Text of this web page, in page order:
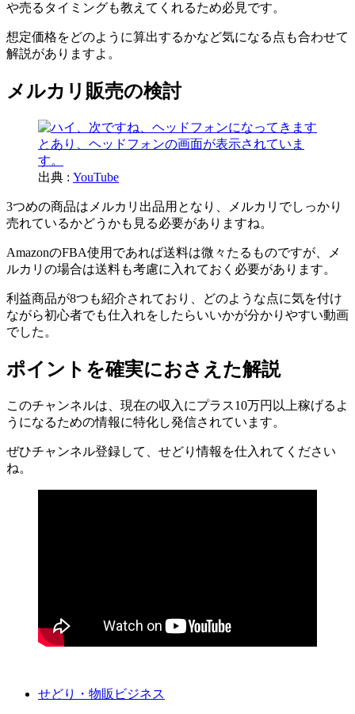
や売るタイミングも教えてくれるため必見です。
想定価格をどのように算出するかなど気になる点も合わせて
解説がありますよ。
メルカリ販売の検討
出典 : YouTube
3つめの商品はメルカリ出品用となり、メルカリでしっかり
売れているかどうかも見る必要がありますね。
AmazonのFBA使用であれば送料は微々たるものですが、メ
ルカリの場合は送料も考慮に入れておく必要があります。
利益商品が8つも紹介されており、どのような点に気を付け
ながら初心者でも仕入れをしたらいいかが分かりやすい動画
でした。
ポイントを確実におさえた解説
このチャンネルは、現在の収入にプラス10万円以上稼げるよ
うになるための情報に特化し発信されています。
ぜひチャンネル登録して、せどり情報を仕入れてください
ね。
せどり・物販ビジネス